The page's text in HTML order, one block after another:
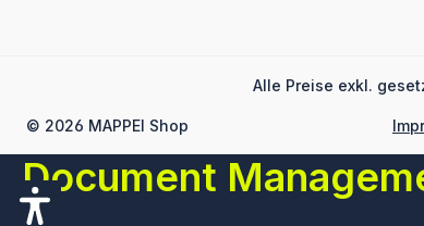
Alle Preise exkl.
© 2026 MAPPEI Shop
Document